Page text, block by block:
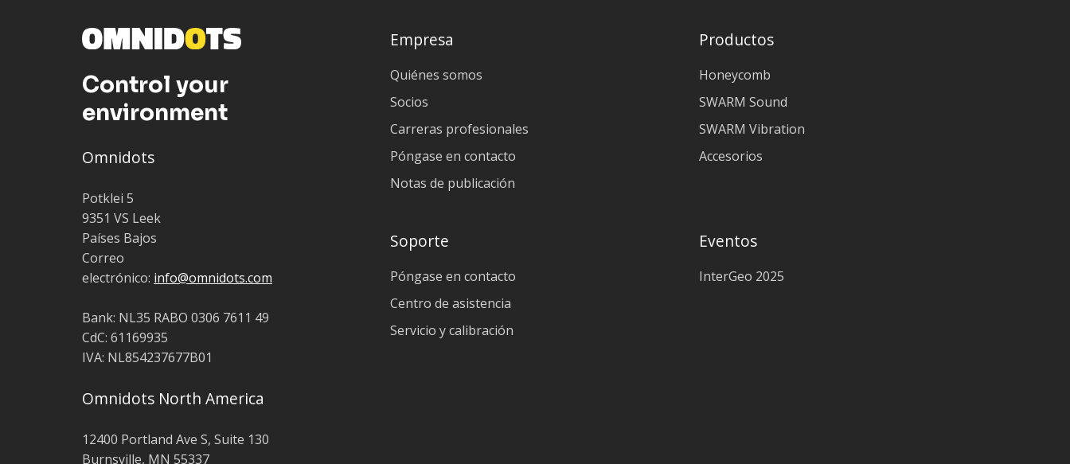
Control your
environment
Omnidots
Potklei 5
9351 VS Leek
Países Bajos
Correo
electrónico: info@omnidots.com
Bank: NL35 RABO 0306 7611 49
CdC: 61169935
IVA: NL854237677B01
Omnidots North America
12400 Portland Ave S, Suite 130
Burnsville, MN 55337
Empresa
Quiénes somos
Socios
Carreras profesionales
Póngase en contacto
Notas de publicación
Productos
Honeycomb
SWARM Sound
SWARM Vibration
Accesorios
Soporte
Póngase en contacto
Centro de asistencia
Servicio y calibración
Eventos
InterGeo 2025